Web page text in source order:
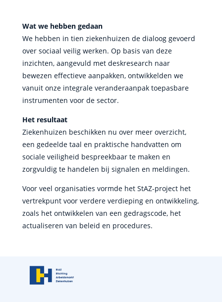
Wat we hebben gedaan
We hebben in tien ziekenhuizen de dialoog gevoerd
over sociaal veilig werken. Op basis van deze
inzichten, aangevuld met deskresearch naar
bewezen effectieve aanpakken, ontwikkelden we
vanuit onze integrale veranderaanpak toepasbare
instrumenten voor de sector.
Het resultaat
Ziekenhuizen beschikken nu over meer overzicht,
een gedeelde taal en praktische handvatten om
sociale veiligheid bespreekbaar te maken en
zorgvuldig te handelen bij signalen en meldingen.
Voor veel organisaties vormde het StAZ-project het
vertrekpunt voor verdere verdieping en ontwikkeling,
zoals het ontwikkelen van een gedragscode, het
actualiseren van beleid en procedures.